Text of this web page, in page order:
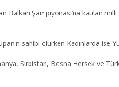
Şampiyonası’na katılan
sahibi olurken Kadınlarda ise
Sırbistan, Bosna Hersek ve